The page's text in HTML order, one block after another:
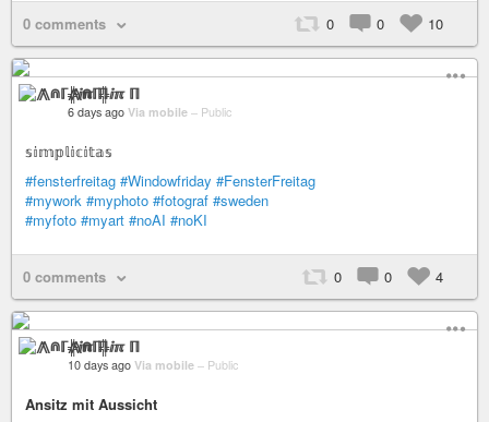
0 comments 0 0 10
⨇⋒ℾ╬ⅈℼ ℿ
6 days ago Via mobile – Public
𝕤𝕚𝕞𝕡𝕝𝕚𝕔𝕚𝕥𝕒𝕤
#fensterfreitag #Windowfriday #FensterFreitag
#mywork #myphoto #fotograf #sweden
#myfoto #myart #noAI #noKI
0 comments 0 0 4
⨇⋒ℾ╬ⅈℼ ℿ
10 days ago Via mobile – Public
Ansitz mit Aussicht